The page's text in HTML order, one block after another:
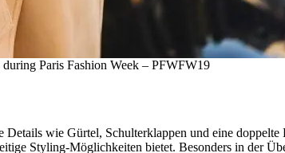
Paris Fashion Week – PFWFW19
wie Gürtel, Schulterklappen und eine
Styling-Möglichkeiten bietet. Besonders in der